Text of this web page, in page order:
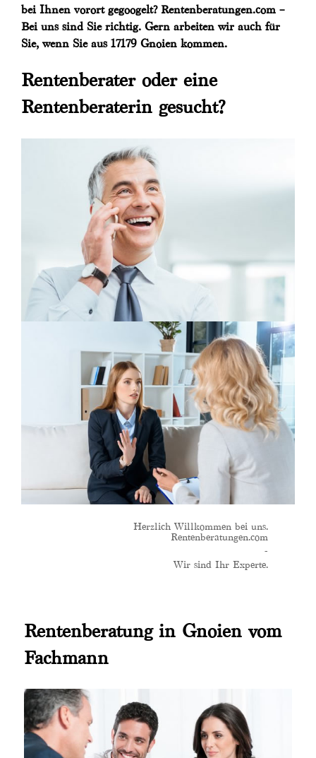
bei Ihnen vorort gegoogelt? Rentenberatungen.com –
Bei uns sind Sie richtig. Gern arbeiten wir auch für
Sie, wenn Sie aus 17179 Gnoien kommen.
Rentenberater oder eine
Rentenberaterin gesucht?
Herzlich Willkommen bei uns.
Rentenberatungen.com
-
Wir sind Ihr Experte.
Rentenberatung in Gnoien vom
Fachmann